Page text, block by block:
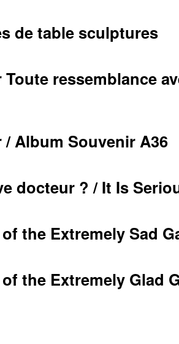
de table sculptures
Toute ressemblance
/ Album Souvenir A36
docteur ? / It Is
the Extremely Sad
the Extremely Glad